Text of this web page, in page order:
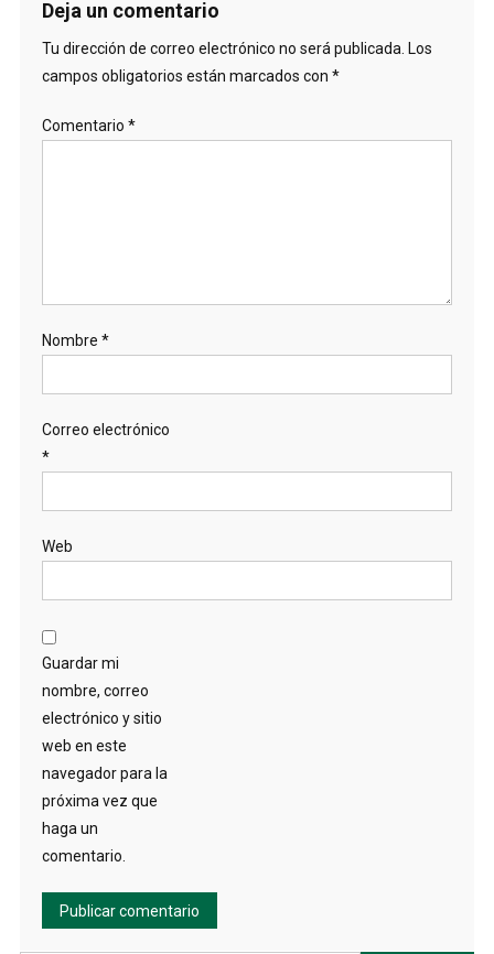
Deja un comentario
Tu dirección de correo electrónico no será publicada. Los
campos obligatorios están marcados con *
Comentario *
Nombre *
Correo electrónico
*
Web
Guardar mi
nombre, correo
electrónico y sitio
web en este
navegador para la
próxima vez que
haga un
comentario.